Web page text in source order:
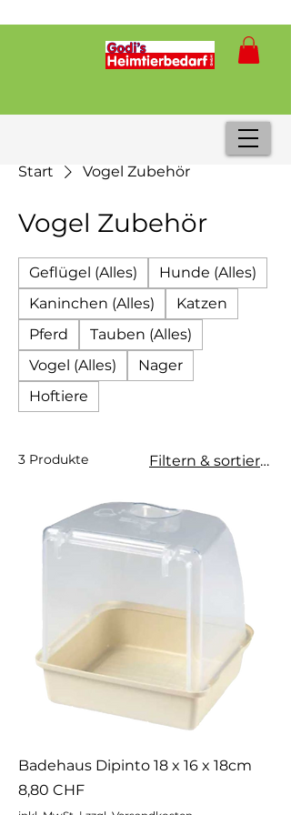
Start Vogel Zubehör
Vogel Zubehör
Geflügel (Alles)
Hunde (Alles)
Kaninchen (Alles)
Katzen
Pferd
Tauben (Alles)
Vogel (Alles)
Nager
Hoftiere
3 Produkte Filtern & sortieren
Badehaus Dipinto 18 x 16 x 18cm
Preis
8,80 CHF